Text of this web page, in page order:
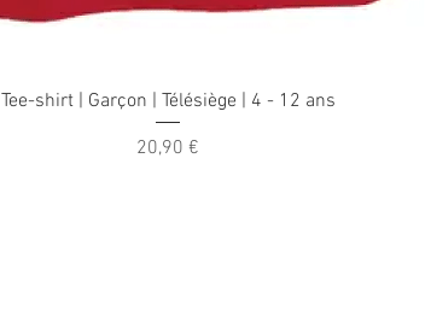
Aperçu rapide
Tee-shirt | Garçon | Télésiège | 4 - 12 ans
Prix
20,90 €